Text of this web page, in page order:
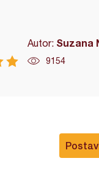
Autor: Suzana
9154